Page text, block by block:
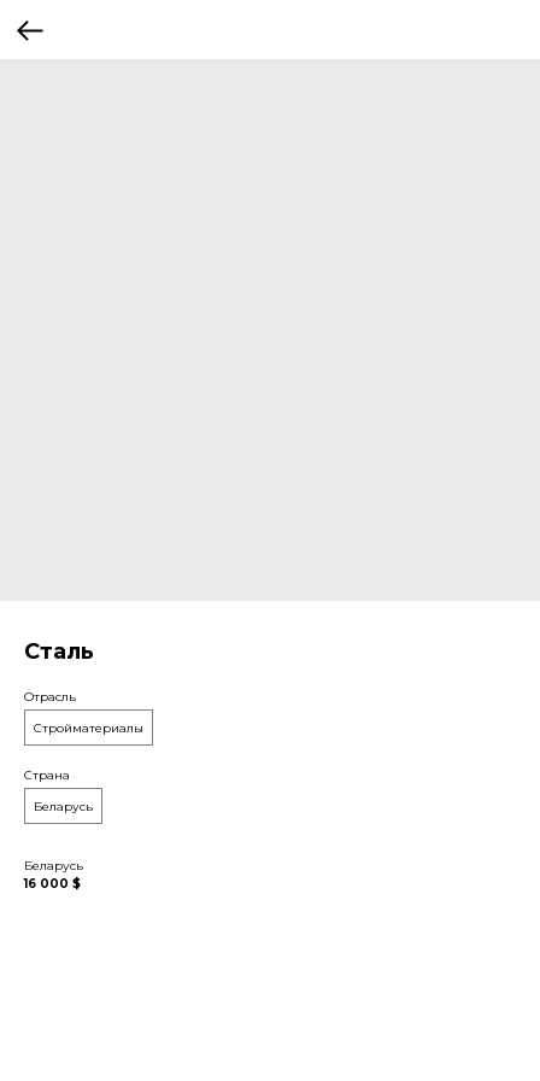
Сталь
Отрасль
Стройматериалы
Страна
Беларусь
Беларусь
16 000 $